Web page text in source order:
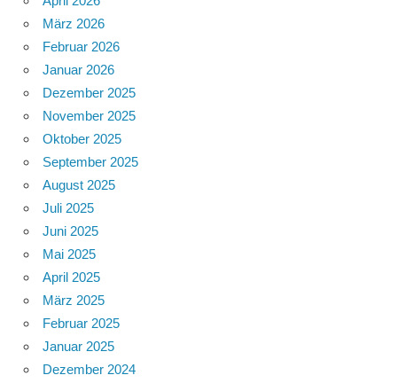
März 2026
Februar 2026
Januar 2026
Dezember 2025
November 2025
Oktober 2025
September 2025
August 2025
Juli 2025
Juni 2025
Mai 2025
April 2025
März 2025
Februar 2025
Januar 2025
Dezember 2024